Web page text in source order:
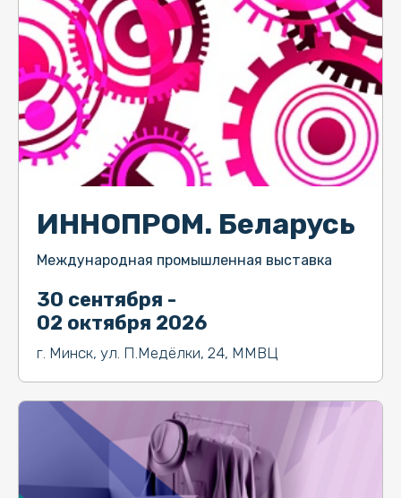
30 сентября -
02 октября 2026
г. Минск, ул. П.Медёлки, 24, ММВЦ
ИННОПРОМ. Беларусь
Международная промышленная выставка